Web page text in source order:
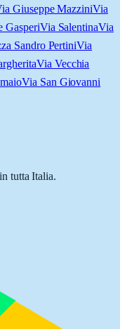
Giuseppe MazziniVia
GasperiVia SalentinaVia
Sandro PertiniVia
Via Vecchia
Via San Giovanni
tutta Italia.